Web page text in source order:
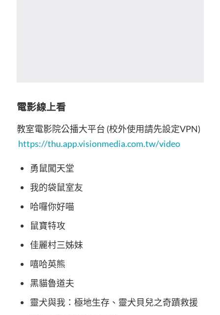
電影線上看
教室電影院公播大平台 (校外使用請先設定VPN)
https://thu.app.visionmedia.com.tw/video
勇鼠闖天堂
我的袋鼠室友
哈囉你好喵
鼠寶特攻
佳麗村三姊妹
嘻哈英熊
黑貓魯道夫
靈犬與我：極地生存、靈犬貝兒之奇蹟救援